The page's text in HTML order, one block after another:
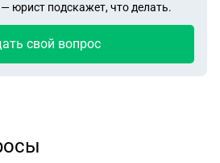
юрист подскажет, что делать.
свой вопрос